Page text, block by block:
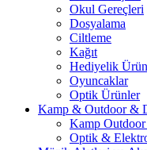
Okul Gereçleri
Dosyalama
Ciltleme
Kağıt
Hediyelik
Oyuncaklar
Optik Ürünler
Kamp & Outdoor &
Kamp Outdoor
Optik &